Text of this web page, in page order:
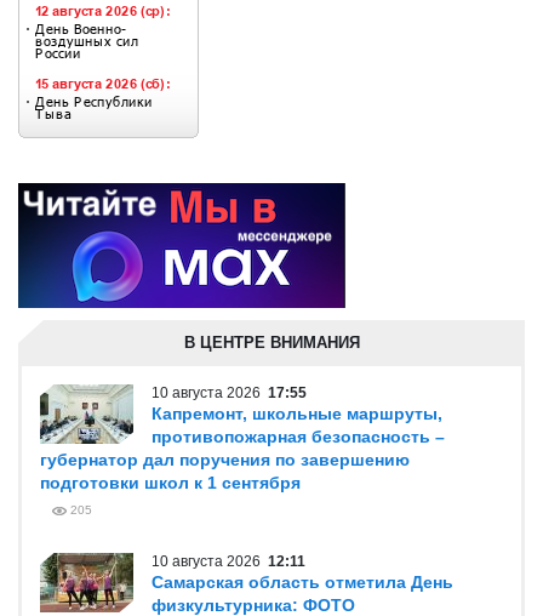
В ЦЕНТРЕ ВНИМАНИЯ
10 августа 2026 17:55
Капремонт, школьные маршруты,
противопожарная безопасность –
губернатор дал поручения по завершению
подготовки школ к 1 сентября
205
10 августа 2026 12:11
Самарская область отметила День
физкультурника: ФОТО